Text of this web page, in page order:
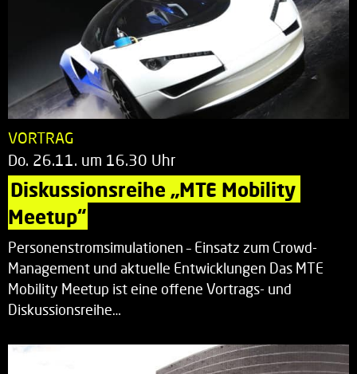
VORTRAG
Do. 26.11. um 16.30 Uhr
Diskussionsreihe „MTE Mobility
Meetup“
Personenstromsimulationen – Einsatz zum Crowd-
Management und aktuelle Entwicklungen Das MTE
Mobility Meetup ist eine offene Vortrags- und
Diskussionsreihe…